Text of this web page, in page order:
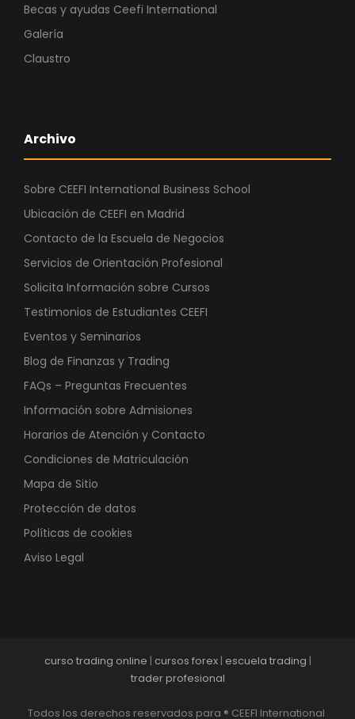
Becas y ayudas Ceefi International
Galería
Claustro
Archivo
Sobre CEEFI International Business School
Ubicación de CEEFI en Madrid
Contacto de la Escuela de Negocios
Servicios de Orientación Profesional
Solicita Información sobre Cursos
Testimonios de Estudiantes CEEFI
Eventos y Seminarios
Blog de Finanzas y Trading
FAQs – Preguntas Frecuentes
Información sobre Admisiones
Horarios de Atención y Contacto
Condiciones de Matriculación
Mapa de Sitio
Protección de datos
Políticas de cookies
Aviso Legal
curso trading online | cursos forex| escuela trading |
trader profesional
Todos los derechos reservados para ® CEEFI International